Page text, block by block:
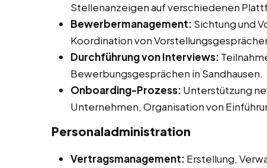
Stellenanzeigen auf verschiedenen
Bewerbermanagement: Sichtung und
Koordination von
Durchführung von Interviews:
Bewerbungsgesprächen in Sandhausen.
Onboarding-Prozess: Unterstützung
Unternehmen, Organisation von
Personaladministration
Vertragsmanagement: Erstellung,